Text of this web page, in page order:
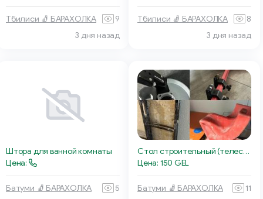
Тбилиси 🧦 БАРАХОЛКА
9
3 дня назад
Тбилиси 🧦 БАРАХОЛКА
8
3 дня назад
Штора для ванной комнаты
Цена:
Батуми 🧦 БАРАХОЛКА
5
Стол строительный (телескопический)
Цена: 150 GEL
Батуми 🧦 БАРАХОЛКА
11